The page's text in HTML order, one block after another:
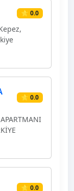
⭐ 0.0
⭐ 0.0
⭐ 0.0